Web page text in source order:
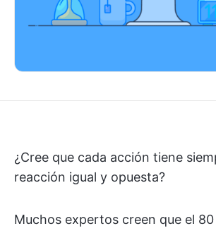
¿Cree que cada acción tiene
reacción igual y opuesta?
Muchos expertos creen que el 80